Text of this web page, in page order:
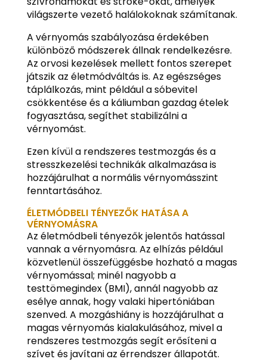
világszerte vezető halálokoknak számítanak.
A vérnyomás szabályozása érdekében
különböző módszerek állnak rendelkezésre.
Az orvosi kezelések mellett fontos szerepet
játszik az életmódváltás is. Az egészséges
táplálkozás, mint például a sóbevitel
csökkentése és a káliumban gazdag ételek
fogyasztása, segíthet stabilizálni a
vérnyomást.
Ezen kívül a rendszeres testmozgás és a
stresszkezelési technikák alkalmazása is
hozzájárulhat a normális vérnyomásszint
fenntartásához.
ÉLETMÓDBELI TÉNYEZŐK HATÁSA A
VÉRNYOMÁSRA
Az életmódbeli tényezők jelentős hatással
vannak a vérnyomásra. Az elhízás például
közvetlenül összefüggésbe hozható a magas
vérnyomással; minél nagyobb a
testtömegindex (BMI), annál nagyobb az
esélye annak, hogy valaki hipertóniában
szenved. A mozgáshiány is hozzájárulhat a
magas vérnyomás kialakulásához, mivel a
rendszeres testmozgás segít erősíteni a
szívet és javítani az érrendszer állapotát.